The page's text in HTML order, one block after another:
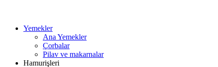
Yemekler
Ana Yemekler
Çorbalar
Pilav ve makarnalar
Hamurişleri